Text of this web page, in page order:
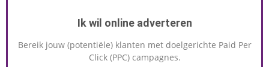
Ik wil online adverteren
Bereik jouw (potentiële) klanten met doelgerichte Paid Per
Click (PPC) campagnes.